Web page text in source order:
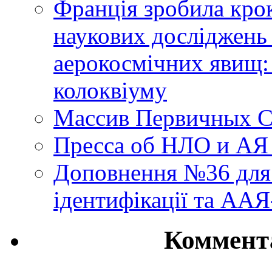
Франція зробила
наукових
аерокосмічних
колоквіуму
Массив Первичных
Пресса об НЛО и
Доповнення №36
ідентифікації та